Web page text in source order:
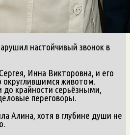
настойчивый звонок в
Инна Викторовна, и его
животом.
крайности серьёзными,
переговоры.
Алина, хотя в глубине души не